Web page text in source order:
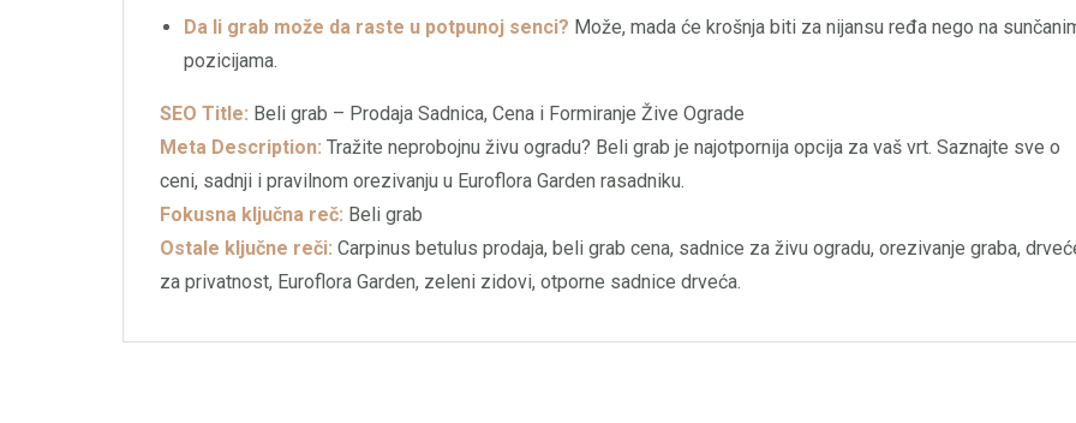
Da li grab može da raste u potpunoj senci? Može, mada će krošnja biti za nijansu ređa nego na
pozicijama.
SEO Title: Beli grab – Prodaja Sadnica, Cena i Formiranje Žive Ograde
Meta Description: Tražite neprobojnu živu ogradu? Beli grab je najotpornija opcija za vaš vrt. Saznajte sve o
ceni, sadnji i pravilnom orezivanju u Euroflora Garden rasadniku.
Fokusna ključna reč: Beli grab
Ostale ključne reči: Carpinus betulus prodaja, beli grab cena, sadnice za živu ogradu, orezivanje graba,
za privatnost, Euroflora Garden, zeleni zidovi, otporne sadnice drveća.